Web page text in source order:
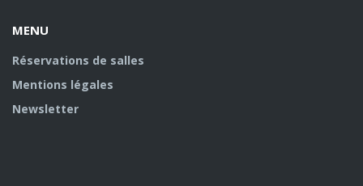
MENU
Réservations de salles
Mentions légales
Newsletter